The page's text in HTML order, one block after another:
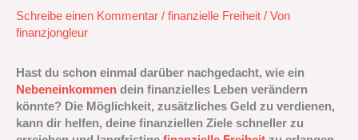
Schreibe einen Kommentar / finanzielle Freiheit / Von
finanzjongleur
Hast du schon einmal darüber nachgedacht, wie ein
Nebeneinkommen dein finanzielles Leben verändern
könnte? Die Möglichkeit, zusätzliches Geld zu verdienen,
kann dir helfen, deine finanziellen Ziele schneller zu